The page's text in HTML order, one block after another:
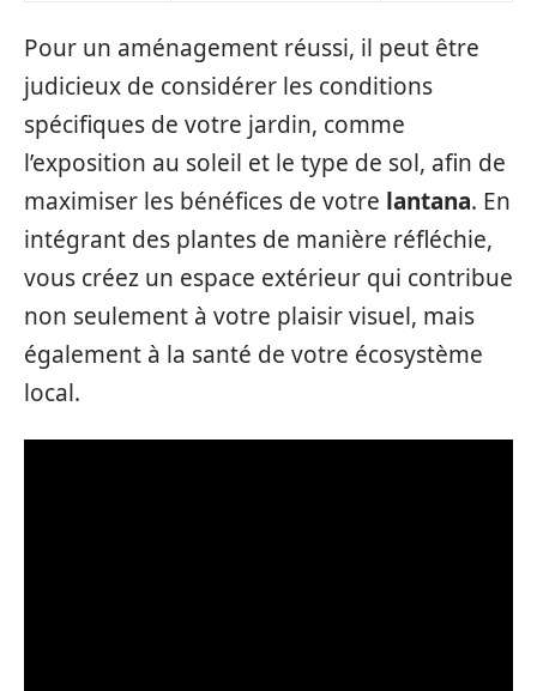
Pour un aménagement réussi, il peut être
judicieux de considérer les conditions
spécifiques de votre jardin, comme
l’exposition au soleil et le type de sol, afin de
maximiser les bénéfices de votre lantana. En
intégrant des plantes de manière réfléchie,
vous créez un espace extérieur qui contribue
non seulement à votre plaisir visuel, mais
également à la santé de votre écosystème
local.